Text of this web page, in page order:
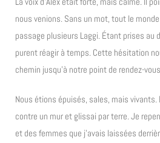
nous venions. Sans un mot, tout le
passage plusieurs Laggi. Étant prises au
purent réagir à temps. Cette hésitation
chemin jusqu’à notre point de rendez-
Nous étions épuisés, sales, mais vivants.
contre un mur et glissai par terre. Je
et des femmes que j’avais laissées